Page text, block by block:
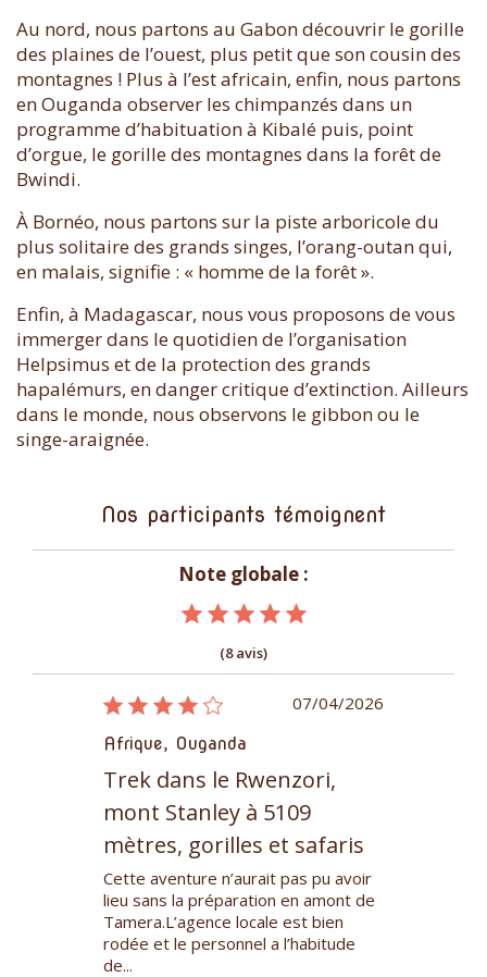
Au nord, nous partons au Gabon découvrir le gorille
des plaines de l’ouest, plus petit que son cousin des
montagnes ! Plus à l’est africain, enfin, nous partons
en Ouganda observer les chimpanzés dans un
programme d’habituation à Kibalé puis, point
d’orgue, le gorille des montagnes dans la forêt de
Bwindi.
À Bornéo, nous partons sur la piste arboricole du
plus solitaire des grands singes, l’orang-outan qui,
en malais, signifie : « homme de la forêt ».
Enfin, à Madagascar, nous vous proposons de vous
immerger dans le quotidien de l’organisation
Helpsimus et de la protection des grands
hapalémurs, en danger critique d’extinction. Ailleurs
dans le monde, nous observons le gibbon ou le
singe-araignée.
Nos participants témoignent
Note globale :
(8 avis)
07/04/2026
Afrique, Ouganda
Trek dans le Rwenzori,
mont Stanley à 5109
mètres, gorilles et safaris
Cette aventure n’aurait pas pu avoir
lieu sans la préparation en amont de
Tamera.L’agence locale est bien
rodée et le personnel a l’habitude
de...